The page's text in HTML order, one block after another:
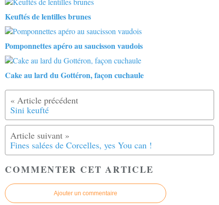
Keuftés de lentilles brunes
Pomponnettes apéro au saucisson vaudois
Cake au lard du Gottéron, façon cuchaule
Sini keufté
Fines salées de Corcelles, yes You can !
COMMENTER CET ARTICLE
Ajouter un commentaire